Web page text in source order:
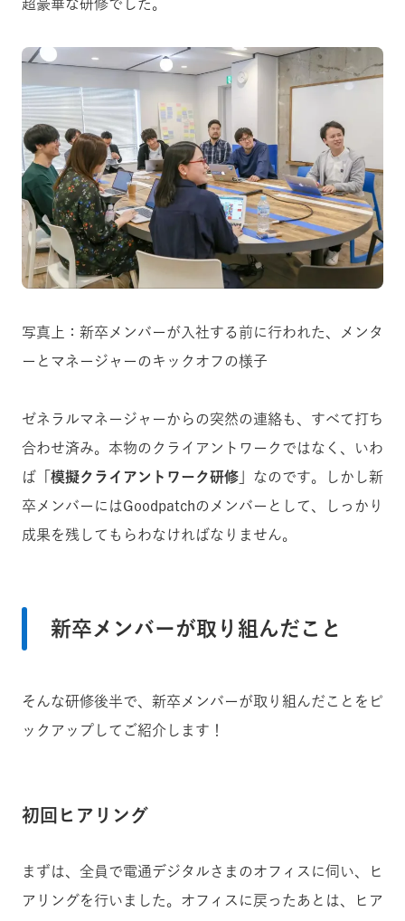
超豪華な研修でした。
写真上：新卒メンバーが入社する前に行われた、メンタ
ーとマネージャーのキックオフの様子
ゼネラルマネージャーからの突然の連絡も、すべて打ち
合わせ済み。本物のクライアントワークではなく、いわ
ば 「模擬クライアントワーク研修」 なのです。しかし新
卒メンバーにはGoodpatchのメンバーとして、しっかり
成果を残してもらわなければなりません。
新卒メンバーが取り組んだこと
そんな研修後半で、新卒メンバーが取り組んだことをピ
ックアップしてご紹介します！
初回ヒアリング
まずは、全員で電通デジタルさまのオフィスに伺い、ヒ
アリングを行いました。オフィスに戻ったあとは、ヒア